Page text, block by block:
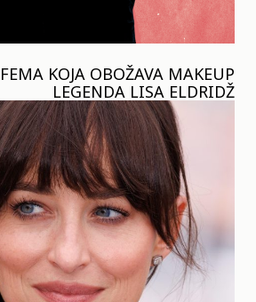
KOJA OBOŽAVA MAKEUP
LEGENDA LISA ELDRIDŽ